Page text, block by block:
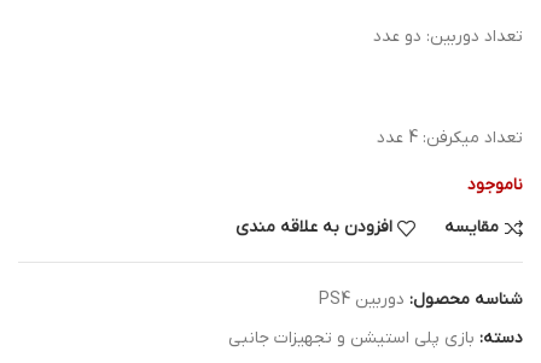
تعداد دوربین: دو عدد
تعداد میکرفن: 4 عدد
ناموجود
مقایسه
افزودن به علاقه مندی
شناسه محصول: دوربین PS4
دسته: بازی پلی استیشن و تجهیزات جانبی